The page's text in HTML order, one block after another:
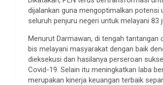
dijalankan guna mengoptimalkan
seluruh penjuru negeri untuk melayani 83
Menurut Darmawan, di tengah tantangan
bis melayani masyarakat dengan baik
dieksekusi dan hasilanya perseroan
Covid-19. Selain itu meningkatkan laba
merupakan kinerja keuangan terbaik